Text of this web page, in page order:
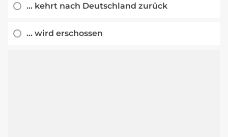
... kehrt nach Deutschland zurück
... wird erschossen